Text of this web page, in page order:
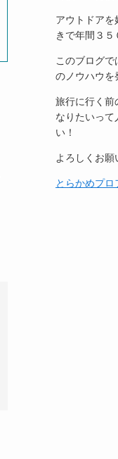
アウトドア
きで年間３５
このブログ
のノウハウを
旅行に行く前
なりたいって
い！
よろしくお願
とらかめプロ